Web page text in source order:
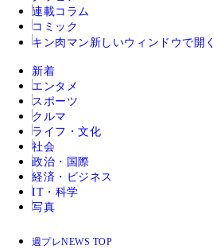
連載コラム
コミック
キン肉マン 新しいウィンドウで開く
新着
エンタメ
スポーツ
クルマ
ライフ・文化
社会
政治・国際
経済・ビジネス
IT・科学
写真
週プレNEWS TOP